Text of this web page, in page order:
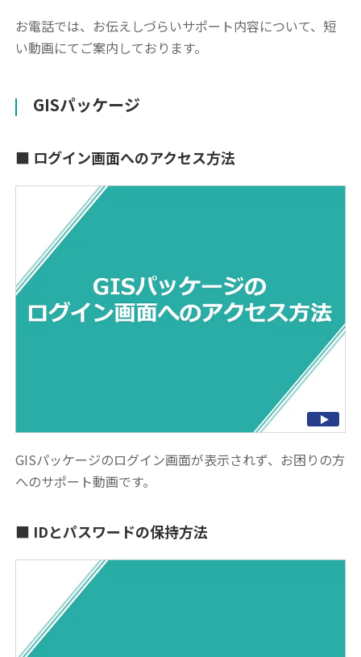
お電話では、お伝えしづらいサポート内容について、短
い動画にてご案内しております。
GISパッケージ
ログイン画面へのアクセス方法
GISパッケージのログイン画面が表示されず、お困りの方
へのサポート動画です。
IDとパスワードの保持方法